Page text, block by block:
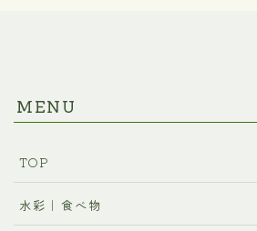
MENU
TOP
水彩｜食べ物